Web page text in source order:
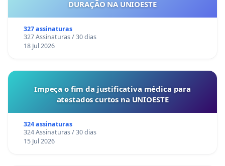
DURAÇÃO NA UNIOESTE
327 assinaturas
327 Assinaturas / 30 dias
18 Jul 2026
Impeça o fim da justificativa médica para
atestados curtos na UNIOESTE
324 assinaturas
324 Assinaturas / 30 dias
15 Jul 2026